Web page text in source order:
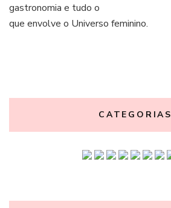
gastronomia e tudo o
que envolve o Universo feminino.
CATEGORIAS